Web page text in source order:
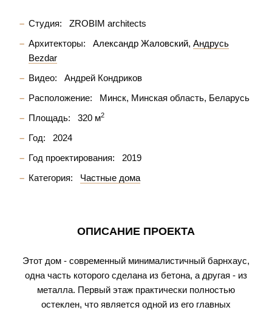
Студия:
ZROBIM architects
Архитекторы:
Александр Жаловский Андрусь
Bezdar
Видео:
Андрей Кондриков
Расположение:
Минск, Минская область, Беларусь
Площадь:
320 м2
Год:
2024
Год проектирования:
2019
Категория:
Частные дома
ОПИСАНИЕ ПРОЕКТА
Этот дом - современный минималистичный барнхаус,
одна часть которого сделана из бетона, а другая - из
металла. Первый этаж практически полностью
остеклен, что является одной из его главных